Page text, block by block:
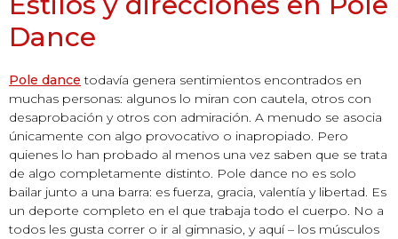
Dance
Pole dance todavía genera sentimientos encontrados en
muchas personas: algunos lo miran con cautela, otros con
desaprobación y otros con admiración. A menudo se asocia
únicamente con algo provocativo o inapropiado. Pero
quienes lo han probado al menos una vez saben que se trata
de algo completamente distinto. Pole dance no es solo
bailar junto a una barra: es fuerza, gracia, valentía y libertad. Es
un deporte completo en el que trabaja todo el cuerpo. No a
todos les gusta correr o ir al gimnasio, y aquí – los músculos